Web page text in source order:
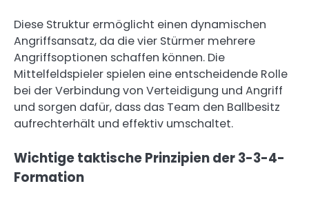
Diese Struktur ermöglicht einen dynamischen
Angriffsansatz, da die vier Stürmer mehrere
Angriffsoptionen schaffen können. Die
Mittelfeldspieler spielen eine entscheidende Rolle
bei der Verbindung von Verteidigung und Angriff
und sorgen dafür, dass das Team den Ballbesitz
aufrechterhält und effektiv umschaltet.
Wichtige taktische Prinzipien der 3-3-4-
Formation